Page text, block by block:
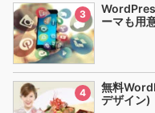
3
ーマも用
4
無料
デザイン)